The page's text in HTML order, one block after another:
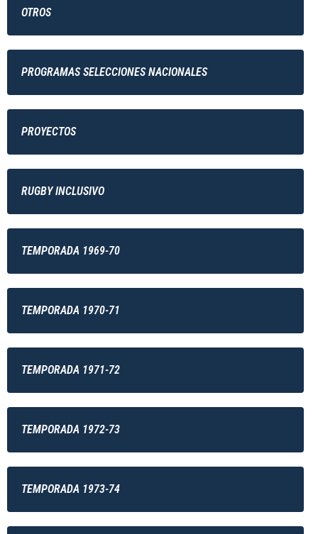
OTROS
PROGRAMAS SELECCIONES NACIONALES
PROYECTOS
RUGBY INCLUSIVO
TEMPORADA 1969-70
TEMPORADA 1970-71
TEMPORADA 1971-72
TEMPORADA 1972-73
TEMPORADA 1973-74